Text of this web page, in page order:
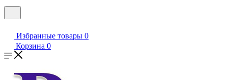
Избранные товары 0
Корзина 0